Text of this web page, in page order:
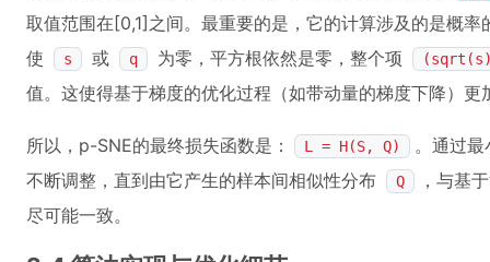
取值范围在[0,1]之间。最重要的是，它的计算涉及的是概
使
s 或 q 为零，平方根依然是零，整个项
值。这使得基于梯度的优化过程（如带动量的梯度下降）更
所以，p-SNE的最终损失函数是： L = H(S, Q)
。通过
不断调整，直到由它产生的样本间相似性分布
Q
，与基
尽可能一致。